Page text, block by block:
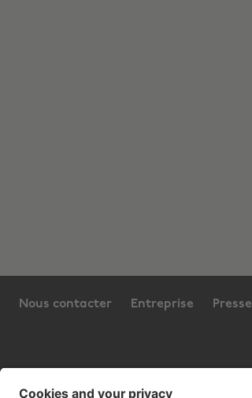
Nous contacter Entreprise Presse